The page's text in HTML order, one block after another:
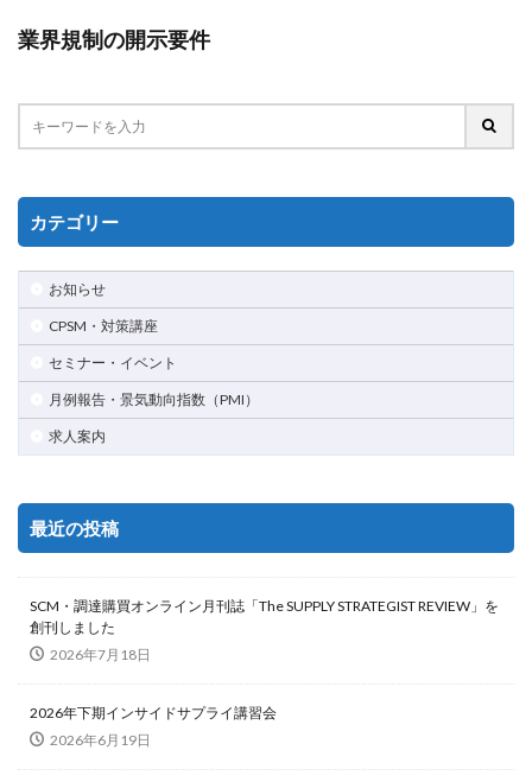
業界規制の開示要件
カテゴリー
お知らせ
CPSM・対策講座
セミナー・イベント
月例報告・景気動向指数（PMI）
求人案内
最近の投稿
SCM・調達購買オンライン月刊誌「The SUPPLY STRATEGIST REVIEW」を
創刊しました
2026年7月18日
2026年下期インサイドサプライ講習会
2026年6月19日